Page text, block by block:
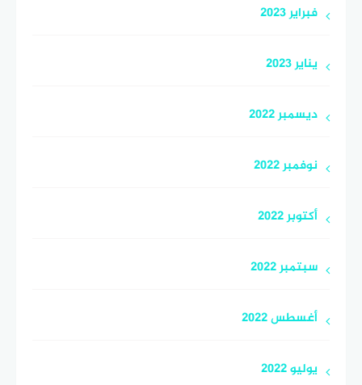
فبراير 2023
يناير 2023
ديسمبر 2022
نوفمبر 2022
أكتوبر 2022
سبتمبر 2022
أغسطس 2022
يوليو 2022